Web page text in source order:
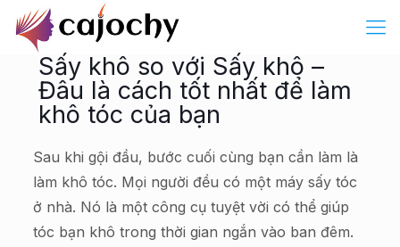
Sấy khô so với Sấy khô –
Đâu là cách tốt nhất để làm
khô tóc của bạn
Sau khi gội đầu, bước cuối cùng bạn cần làm là
làm khô tóc. Mọi người đều có một máy sấy tóc
ở nhà. Nó là một công cụ tuyệt vời có thể giúp
tóc bạn khô trong thời gian ngắn vào ban đêm.